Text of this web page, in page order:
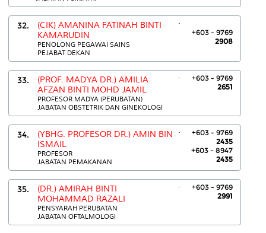
32.
(CIK) AMANINA FATINAH BINTI
KAMARUDIN
PENOLONG PEGAWAI SAINS
PEJABAT DEKAN
.
+603 - 9769
2908
33.
(PROF. MADYA DR.) AMILIA
AFZAN BINTI MOHD JAMIL
PROFESOR MADYA (PERUBATAN)
JABATAN OBSTETRIK DAN GINEKOLOGI
.
+603 - 9769
2651
34.
(YBHG. PROFESOR DR.) AMIN BIN
ISMAIL
PROFESOR
JABATAN PEMAKANAN
.
+603 - 9769
2435
+603 - 8947
2435
35.
(DR.) AMIRAH BINTI
MOHAMMAD RAZALI
PENSYARAH PERUBATAN
JABATAN OFTALMOLOGI
.
+603 - 9769
2991